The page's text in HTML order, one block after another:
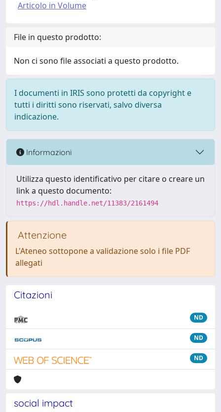
Articolo in Volume
File in questo prodotto:
Non ci sono file associati a questo prodotto.
I documenti in IRIS sono protetti da copyright e
tutti i diritti sono riservati, salvo diversa
indicazione.
Informazioni
Utilizza questo identificativo per citare o creare un
link a questo documento:
https://hdl.handle.net/11383/2161494
Attenzione
L'Ateneo sottopone a validazione solo i file PDF
allegati
Citazioni
ND
ND
ND
social impact